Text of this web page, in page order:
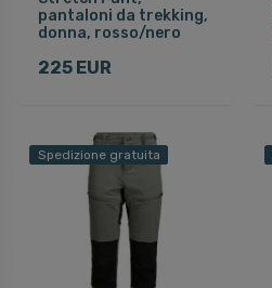
pantaloni da trekking,
donna, rosso/nero
225 EUR
Spedizione gratuita